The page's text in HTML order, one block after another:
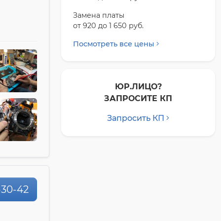
30-42
Замена платы
от 920 до 1 650 pyб.
Посмотреть все цены
ЮР.ЛИЦО?
ЗАПРОСИТЕ КП
Запросить КП